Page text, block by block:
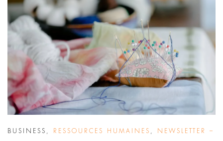
BUSINESS RESSOURCES HUMAINES NEWSLETTER –